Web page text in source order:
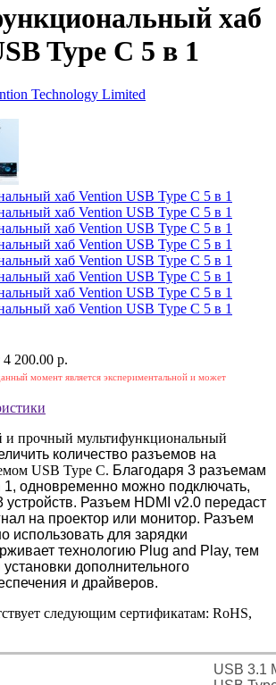
хаб
Type C 5 в 1
Technology Limited
200.00 р.
момент является экспериментальной и может
и прочный мультифункциональный
количество разъемов на
USB Type C. Благодаря 3 разъемам
1, одновременно можно подключать,
устройств. Разъем HDMI v2.0 передаст
на проектор или монитор. Разъем
использовать для зарядки
технологию Plug and Play, тем
дополнительного
и драйверов.
следующим сертификатам: RoHS,
USB 3.1